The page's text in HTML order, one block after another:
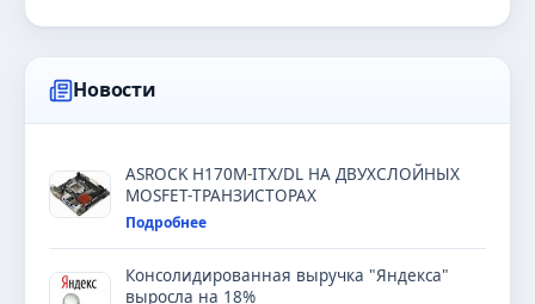
Новости
ASROCK H170M-ITX/DL НА ДВУХСЛОЙНЫХ
MOSFET-ТРАНЗИСТОРАХ
Подробнее
Консолидированная выручка "Яндекса"
выросла на 18%